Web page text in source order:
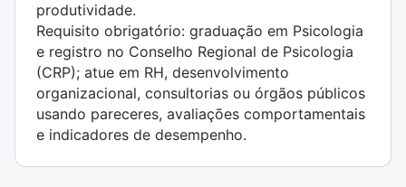
produtividade.
Requisito obrigatório: graduação em Psicologia
e registro no Conselho Regional de Psicologia
(CRP); atue em RH, desenvolvimento
organizacional, consultorias ou órgãos públicos
usando pareceres, avaliações comportamentais
e indicadores de desempenho.